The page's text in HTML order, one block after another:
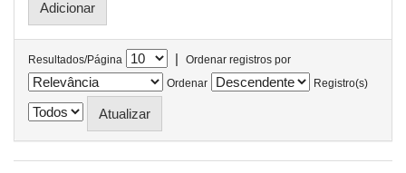
Resultados/Página |
Ordenar registros por
Ordenar
Registro(s)